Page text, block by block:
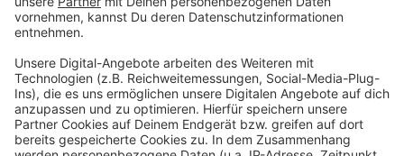
Nutzung des Service zu, um dieses
Mehr Informationen
Akzeptieren
powered byUsercentrics Consent
Fünf für Nickelback
Anzeige